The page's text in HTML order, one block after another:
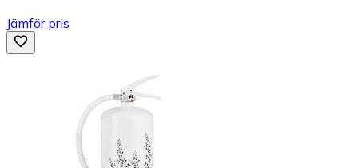
Jämför pris